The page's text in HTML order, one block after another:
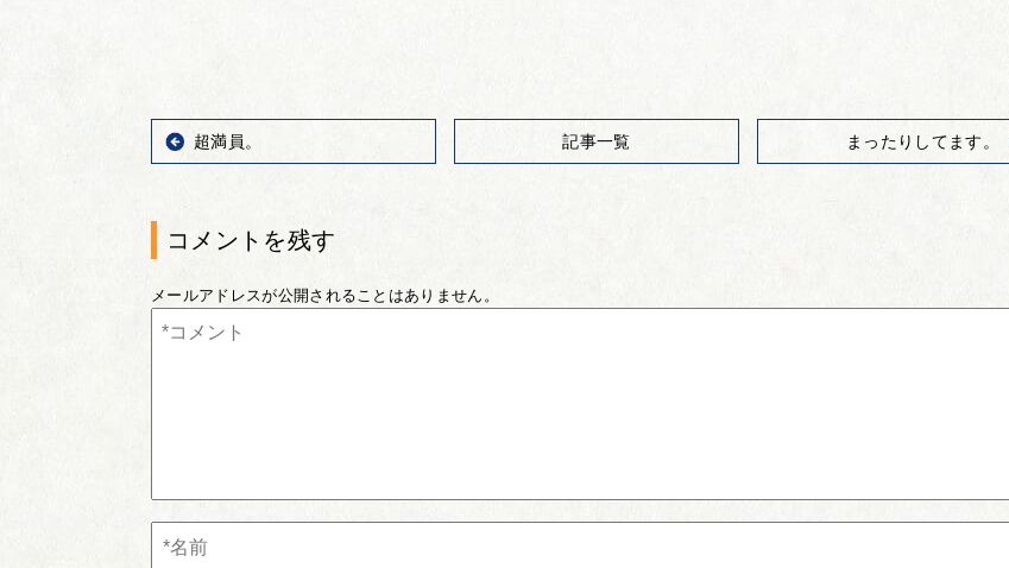
超満員。 記事一覧 まったりしてます。
コメントを残す
メールアドレスが公開されることはありません。